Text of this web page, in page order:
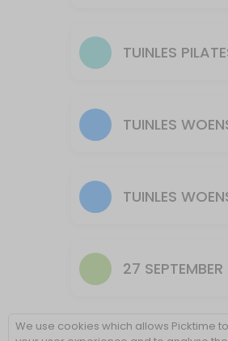
55 min · 15 slots
ZUMBA + LIFT maandag
55 min · 20 slots
YOGILATES Kirsten
30min Zumba 11u30
30min Zumba+Lift 12u30
30 min · 40 slots
27
We use cookies which allows Picktime